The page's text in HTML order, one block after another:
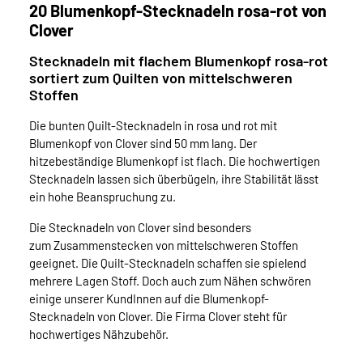
20 Blumenkopf-Stecknadeln rosa-rot von
Clover
Stecknadeln mit flachem Blumenkopf rosa-rot
sortiert zum Quilten von mittelschweren
Stoffen
Die bunten Quilt-Stecknadeln in rosa und rot mit
Blumenkopf von Clover sind 50 mm lang. Der
hitzebeständige Blumenkopf ist flach. Die hochwertigen
Stecknadeln lassen sich überbügeln, ihre Stabilität lässt
ein hohe Beanspruchung zu.
Die Stecknadeln von Clover sind besonders
zum Zusammenstecken von mittelschweren Stoffen
geeignet. Die Quilt-Stecknadeln schaffen sie spielend
mehrere Lagen Stoff. Doch auch zum Nähen schwören
einige unserer KundInnen auf die Blumenkopf-
Stecknadeln von Clover. Die Firma Clover steht für
hochwertiges Nähzubehör.